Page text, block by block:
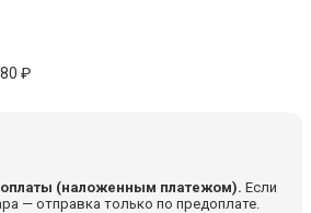
₽
(наложенным платежом). Если
— отправка только по предоплате.